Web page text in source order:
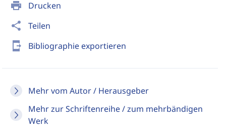
print Drucken
share Teilen
send_to_mobile Bibliographie exportieren
Mehr vom Autor / Herausgeber
Mehr zur Schriftenreihe / zum mehrbändigen
Werk